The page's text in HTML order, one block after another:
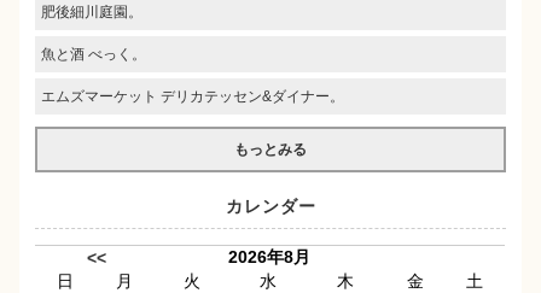
肥後細川庭園。
魚と酒 べっく。
エムズマーケット デリカテッセン&ダイナー。
もっとみる
カレンダー
<<
2026年8月
日
月 火 水 木 金
土